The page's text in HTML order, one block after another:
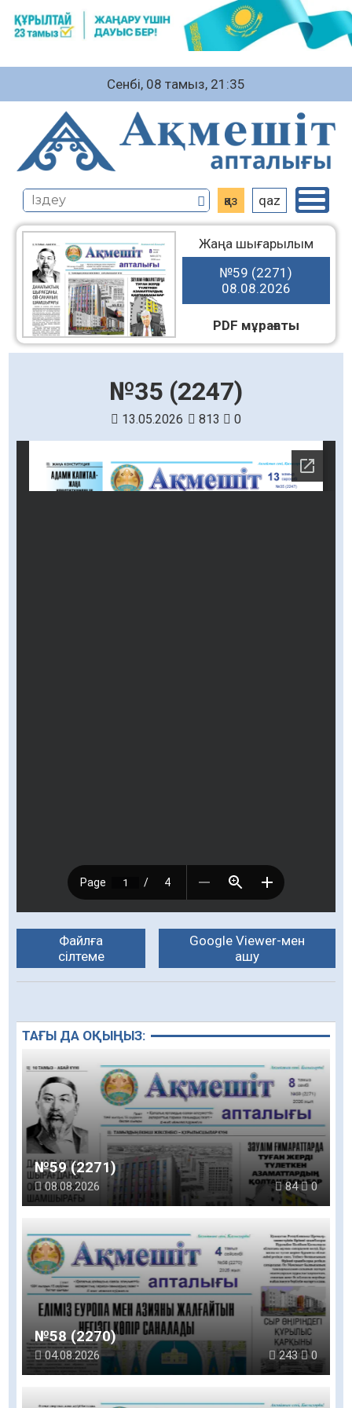
Сенбі, 08 тамыз, 21:35
қаз qaz
Жаңа шығарылым
№59 (2271)
08.08.2026
PDF мұрағаты
№35 (2247)
13.05.2026 813 0
Файлға
сілтеме
Google Viewer-мен
ашу
ТАҒЫ ДА ОҚЫҢЫЗ:
№59 (2271)
08.08.2026 84 0
№58 (2270)
04.08.2026 243 0